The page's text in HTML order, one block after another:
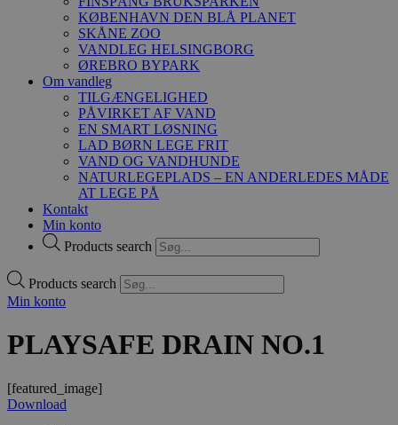
KØBENHAVN DEN BLÅ PLANET
SKÅNE ZOO
VANDLEG HELSINGBORG
ØREBRO BYPARK
Om vandleg
TILGÆNGELIGHED
PÅVIRKET AF VAND
EN SMART LØSNING
LAD BØRN LEGE FRIT
VAND OG VANDHUNDE
NATURLEGEPLADS – EN ANDERLEDES MÅDE
AT LEGE PÅ
Kontakt
Min konto
Products search
Products search
Min konto
PLAYSAFE DRAIN NO.1
[featured_image]
Download